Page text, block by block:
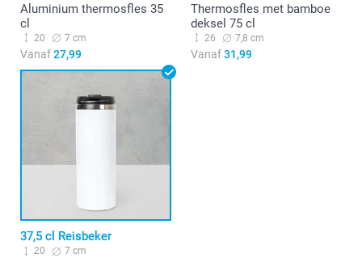
Aluminium thermosfles 35
cl
20 7 cm
Vanaf27,99
Thermosfles met bamboe
deksel 75 cl
26 7,8 cm
Vanaf31,99
37,5 cl Reisbeker
20 7 cm